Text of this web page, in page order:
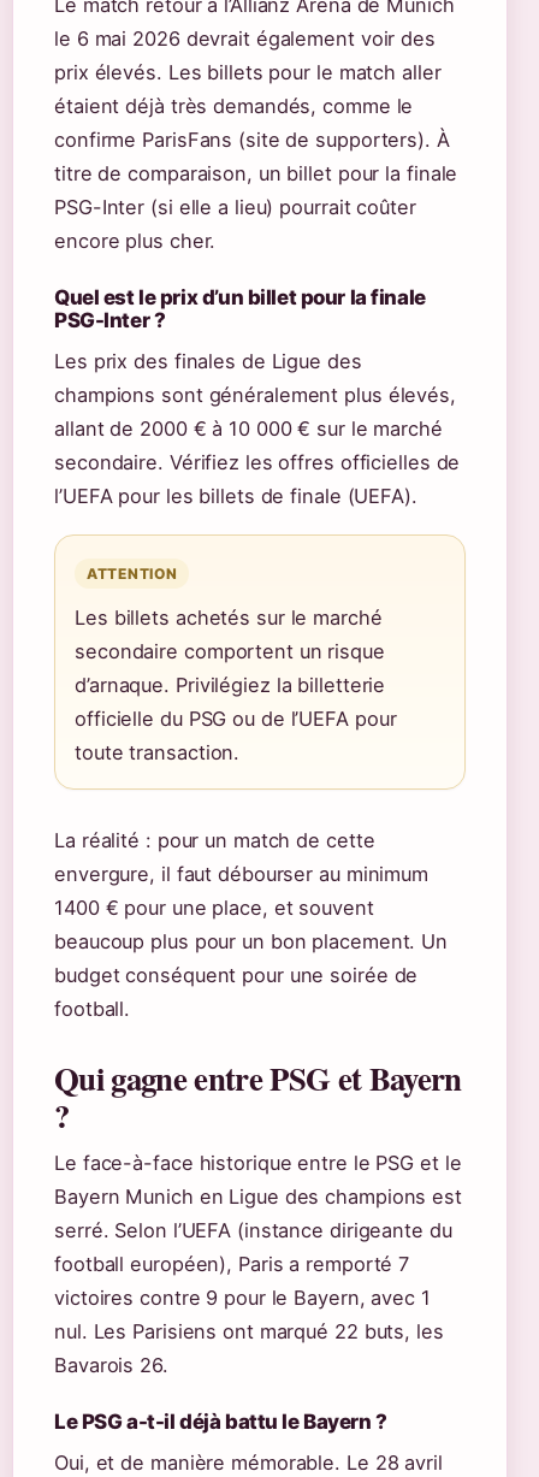
Le match retour à l’Allianz Arena de Munich
le 6 mai 2026 devrait également voir des
prix élevés. Les billets pour le match aller
étaient déjà très demandés, comme le
confirme ParisFans (site de supporters). À
titre de comparaison, un billet pour la finale
PSG-Inter (si elle a lieu) pourrait coûter
encore plus cher.
Quel est le prix d’un billet pour la finale
PSG-Inter ?
Les prix des finales de Ligue des
champions sont généralement plus élevés,
allant de 2000 € à 10 000 € sur le marché
secondaire. Vérifiez les offres officielles de
l’UEFA pour les billets de finale (UEFA).
ATTENTION
Les billets achetés sur le marché
secondaire comportent un risque
d’arnaque. Privilégiez la billetterie
officielle du PSG ou de l’UEFA pour
toute transaction.
La réalité : pour un match de cette
envergure, il faut débourser au minimum
1400 € pour une place, et souvent
beaucoup plus pour un bon placement. Un
budget conséquent pour une soirée de
football.
Qui gagne entre PSG et Bayern
?
Le face-à-face historique entre le PSG et le
Bayern Munich en Ligue des champions est
serré. Selon l’UEFA (instance dirigeante du
football européen), Paris a remporté 7
victoires contre 9 pour le Bayern, avec 1
nul. Les Parisiens ont marqué 22 buts, les
Bavarois 26.
Le PSG a-t-il déjà battu le Bayern ?
Oui, et de manière mémorable. Le 28 avril